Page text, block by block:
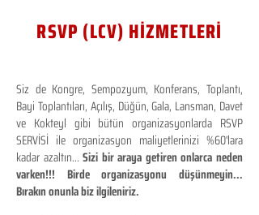
RSVP (LCV) HİZMETLERİ
Siz de Kongre, Sempozyum, Konferans, Toplantı,
Bayi Toplantıları, Açılış, Düğün, Gala, Lansman, Davet
ve Kokteyl gibi bütün organizasyonlarda RSVP
SERVİSİ ile organizasyon maliyetlerinizi %60'lara
kadar azaltın...Sizi bir araya getiren onlarca neden
varken!!! Birde organizasyonu düşünmeyin...
Bırakın onunla biz ilgileniriz.